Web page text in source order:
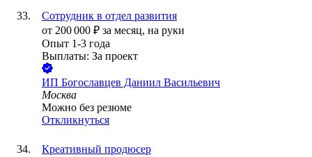
Сотрудник в отдел развития
от 200 000 ₽ за месяц, на руки
Опыт 1-3 года
Выплаты: За проект
ИП Богославцев Даниил Васильевич
Москва
Можно без резюме
Откликнуться
Креативный продюсер